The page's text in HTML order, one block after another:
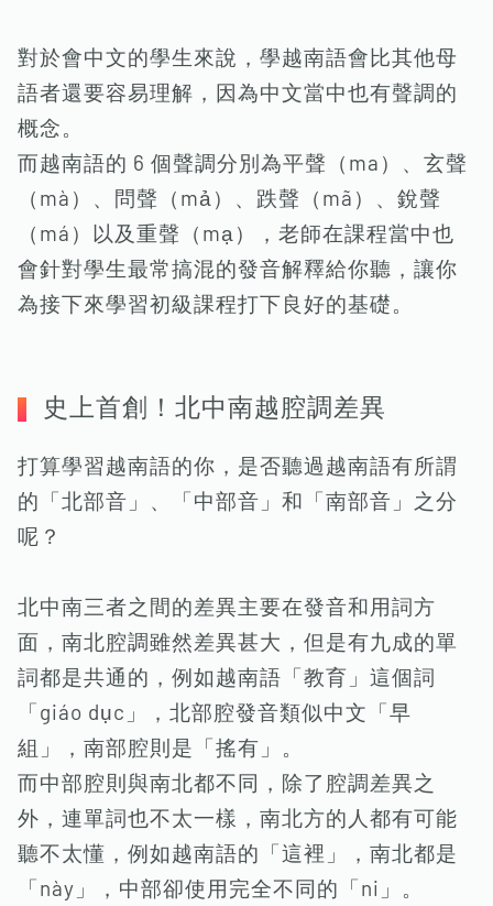
對於會中文的學生來說，學越南語會比其他母
語者還要容易理解，因為中文當中也有聲調的
概念。
而越南語的 6 個聲調分別為平聲（ma）、玄聲
（mà）、問聲（mả）、跌聲（mã）、銳聲
（má）以及重聲（mạ），老師在課程當中也
會針對學生最常搞混的發音解釋給你聽，讓你
為接下來學習初級課程打下良好的基礎。
史上首創！北中南越腔調差異
打算學習越南語的你，是否聽過越南語有所謂
的「北部音」、「中部音」和「南部音」之分
呢？
北中南三者之間的差異主要在發音和用詞方
面，南北腔調雖然差異甚大，但是有九成的單
詞都是共通的，例如越南語「教育」這個詞
「giáo dục」，北部腔發音類似中文「早
組」，南部腔則是「搖有」。
而中部腔則與南北都不同，除了腔調差異之
外，連單詞也不太一樣，南北方的人都有可能
聽不太懂，例如越南語的「這裡」，南北都是
「này」，中部卻使用完全不同的「ni」。